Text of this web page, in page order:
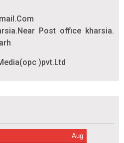
Post office kharsia.
)pvt.Ltd
Aug